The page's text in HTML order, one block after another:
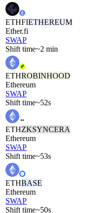
ETHFIETHEREUM
Ether.fi
SWAP
Shift time~2 min
ETHROBINHOOD
Ethereum
SWAP
Shift time~52s
ETHZKSYNCERA
Ethereum
SWAP
Shift time~53s
ETHBASE
Ethereum
SWAP
Shift time~50s